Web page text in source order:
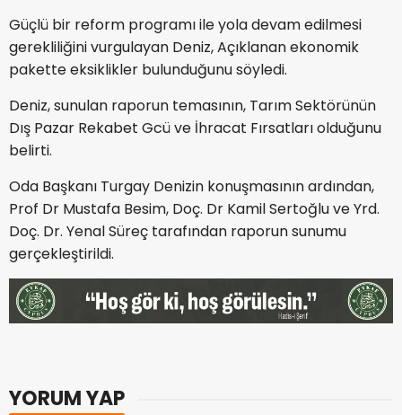
Güçlü bir reform programı ile yola devam edilmesi
gerekliliğini vurgulayan Deniz, Açıklanan ekonomik
pakette eksiklikler bulunduğunu söyledi.
Deniz, sunulan raporun temasının, Tarım Sektörünün
Dış Pazar Rekabet Gcü ve İhracat Fırsatları olduğunu
belirti.
Oda Başkanı Turgay Denizin konuşmasının ardından,
Prof Dr Mustafa Besim, Doç. Dr Kamil Sertoğlu ve Yrd.
Doç. Dr. Yenal Süreç tarafından raporun sunumu
gerçekleştirildi.
YORUM YAP